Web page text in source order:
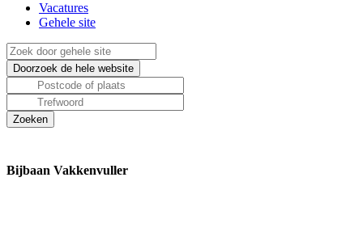
Vacatures
Gehele site
Bijbaan Vakkenvuller